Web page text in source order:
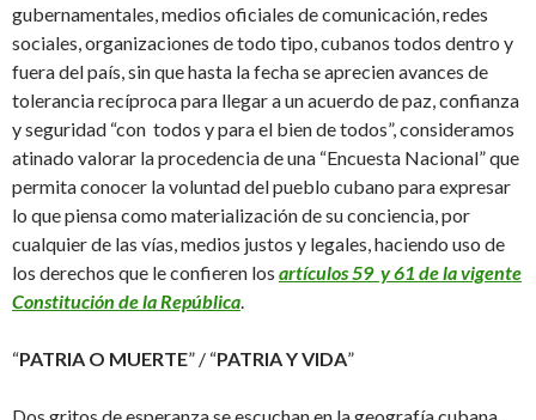
gubernamentales, medios oficiales de comunicación, redes
sociales, organizaciones de todo tipo, cubanos todos dentro y
fuera del país, sin que hasta la fecha se aprecien avances de
tolerancia recíproca para llegar a un acuerdo de paz, confianza
y seguridad “con todos y para el bien de todos”, consideramos
atinado valorar la procedencia de una “Encuesta Nacional” que
permita conocer la voluntad del pueblo cubano para expresar
lo que piensa como materialización de su conciencia, por
cualquier de las vías, medios justos y legales, haciendo uso de
los derechos que le confieren los artículos 59 y 61 de la vigente
Constitución de la República.
“PATRIA O MUERTE” / “PATRIA Y VIDA”